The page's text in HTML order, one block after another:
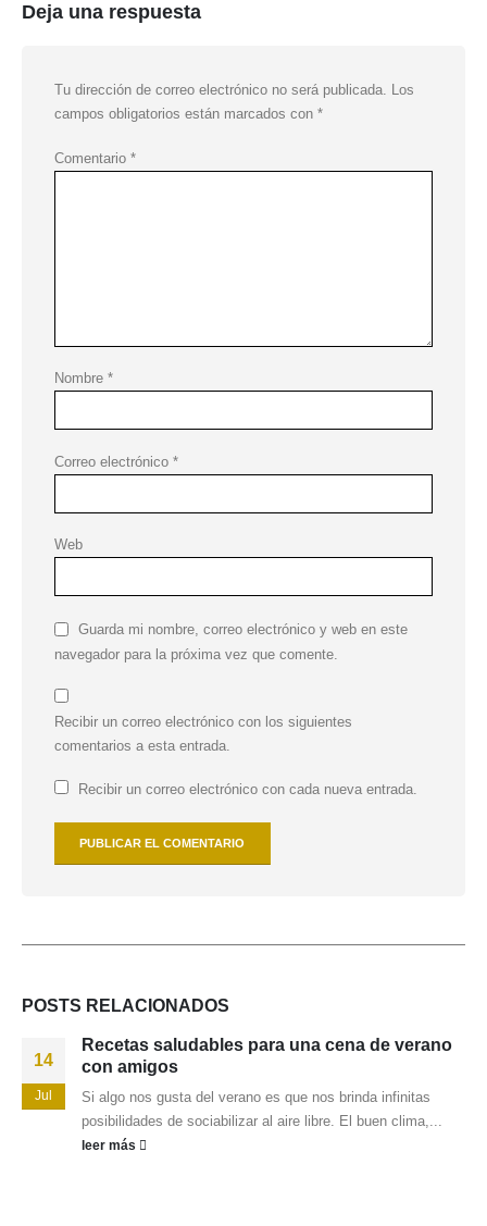
Deja una respuesta
Tu dirección de correo electrónico no será publicada. Los
campos obligatorios están marcados con *
Comentario *
Nombre *
Correo electrónico *
Web
Guarda mi nombre, correo electrónico y web en este
navegador para la próxima vez que comente.
Recibir un correo electrónico con los siguientes
comentarios a esta entrada.
Recibir un correo electrónico con cada nueva entrada.
POSTS RELACIONADOS
14
Jul
Recetas saludables para una cena de verano
con amigos
Si algo nos gusta del verano es que nos brinda infinitas
posibilidades de sociabilizar al aire libre. El buen clima,...
leer más